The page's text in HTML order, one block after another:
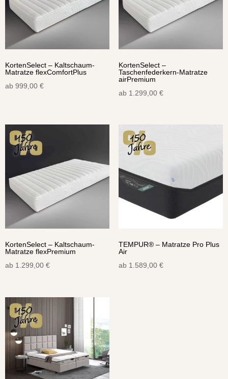
KortenSelect – Kaltschaum-
Matratze flexComfortPlus
ab 999,00 €
KortenSelect –
Taschenfederkern-Matratze
airPremium
ab 1.299,00 €
KortenSelect – Kaltschaum-
Matratze flexPremium
ab 1.299,00 €
TEMPUR® – Matratze Pro Plus
Air
ab 1.589,00 €